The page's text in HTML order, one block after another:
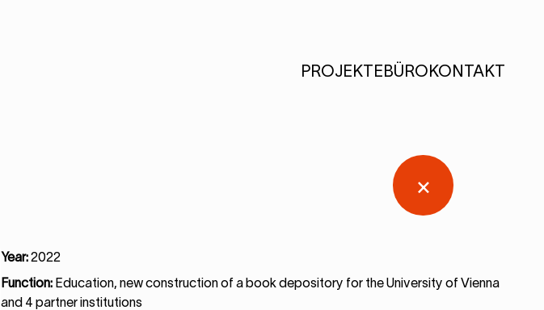
PROJEKTE BÜRO KONTAKT
×
Year: 2022
Function: Education, new construction of a book depository for the University of Vienna
and 4 partner institutions